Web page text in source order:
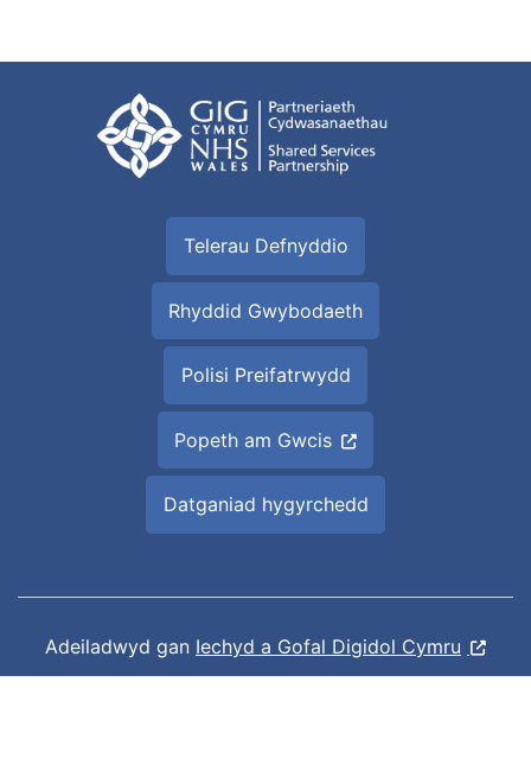
Telerau Defnyddio
Rhyddid Gwybodaeth
Polisi Preifatrwydd
Popeth am Gwcis
Datganiad hygyrchedd
Adeiladwyd gan Iechyd a Gofal Digidol Cymru